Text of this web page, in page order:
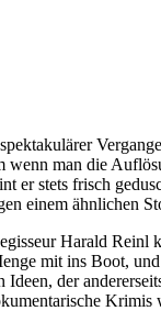
wenn man die
er stets frisch
einem ähnlichen
Harald
mit ins Boot,
der
Krimis